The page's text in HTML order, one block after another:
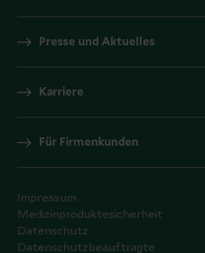
Presse und Aktuelles
Karriere
Für Firmenkunden
Impressum
Medizinproduktesicherheit
Datenschutz
Datenschutzbeauftragte